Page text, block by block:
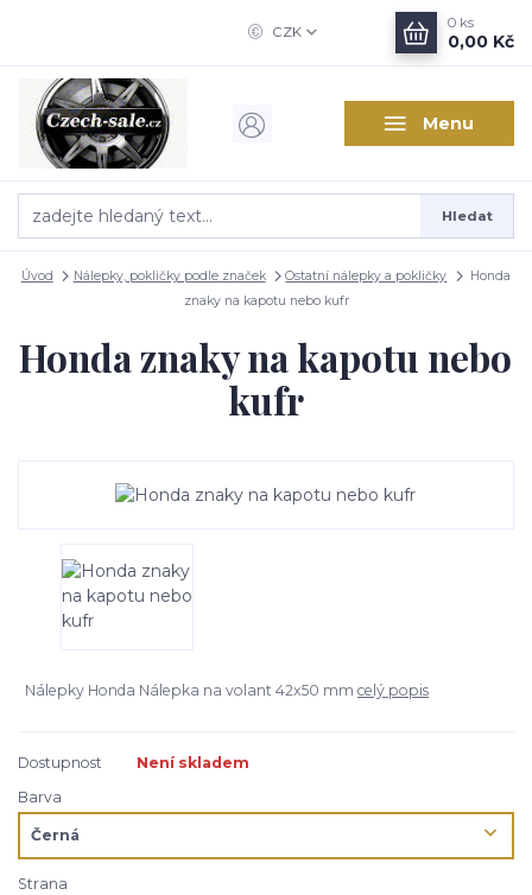
Menu
CZK
Hledat
0 ks
0,00 Kč
Úvod Nálepky, pokličky podle značek Ostatní nálepky a pokličky
Honda
znaky na kapotu nebo kufr
Honda znaky na kapotu nebo
kufr
Nálepky Honda Nálepka na volant 42x50 mm celý popis
Dostupnost
Není skladem
Barva
Strana